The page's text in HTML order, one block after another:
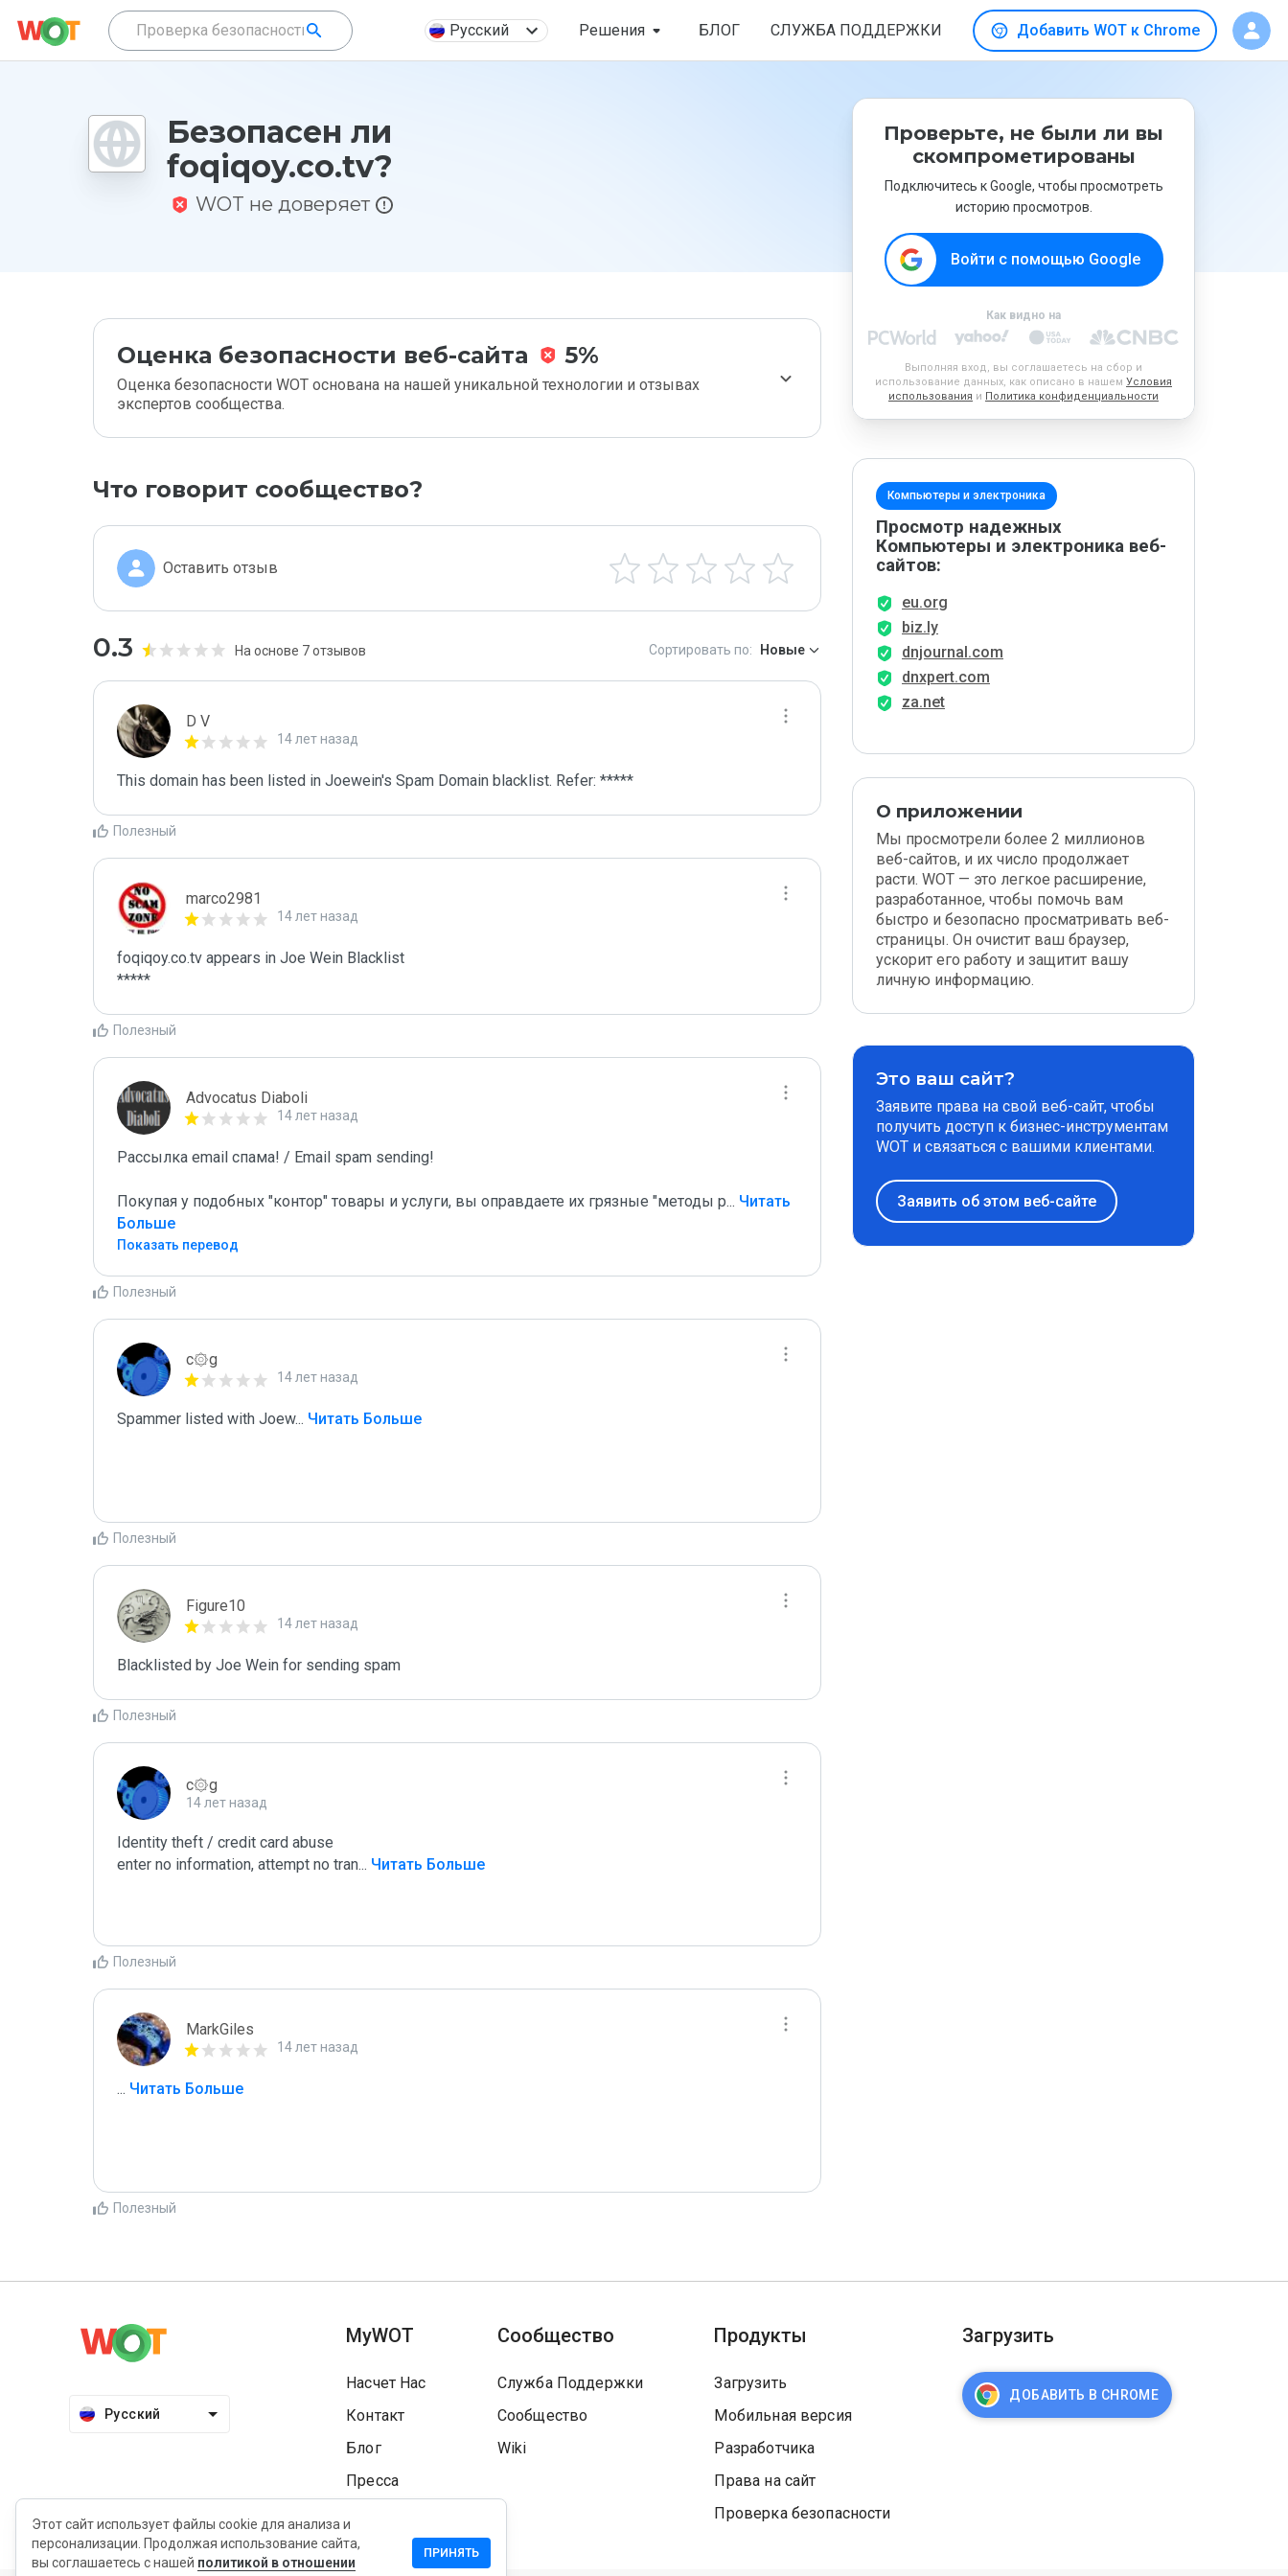
Русский Решения БЛОГ СЛУЖБА ПОДДЕРЖКИ Добавить WOT к Chrome
Безопасен ли
foqiqoy.co.tv?
WOT не доверяет
Оценка безопасности веб-сайта 5%
Оценка безопасности WOT основана на нашей уникальной технологии и отзывах
экспертов сообщества.
Что говорит сообщество?
Оставить отзыв
0.3 На основе 7 отзывов Сортировать по: Новые
D V
14 лет назад
This domain has been listed in Joewein's Spam Domain blacklist. Refer: *****
Полезный
marco2981
14 лет назад
foqiqoy.co.tv appears in Joe Wein Blacklist
*****
Полезный
Advocatus Diaboli
14 лет назад
Рассылка email спама! / Email spam sending!
Покупая у подобных "контор" товары и услуги, вы оправдаете их грязные "методы р... Читать
Больше
Показать перевод
Полезный
c۞g
14 лет назад
Spammer listed with Joew... Читать Больше
Полезный
Figure10
14 лет назад
Blacklisted by Joe Wein for sending spam
Полезный
c۞g
14 лет назад
Identity theft / credit card abuse
enter no information, attempt no tran... Читать Больше
Полезный
MarkGiles
14 лет назад
... Читать Больше
Полезный
Проверьте, не были ли вы
скомпрометированы
Подключитесь к Google, чтобы просмотреть
историю просмотров.
Войти с помощью Google
Как видно на
Выполняя вход, вы соглашаетесь на сбор и
использование данных, как описано в нашем Условия
использования и Политика конфиденциальности
Компьютеры и электроника
Просмотр надежных
Компьютеры и электроника веб-
сайтов:
eu.org
biz.ly
dnjournal.com
dnxpert.com
za.net
О приложении
Мы просмотрели более 2 миллионов
веб-сайтов, и их число продолжает
расти. WOT — это легкое расширение,
разработанное, чтобы помочь вам
быстро и безопасно просматривать веб-
страницы. Он очистит ваш браузер,
ускорит его работу и защитит вашу
личную информацию.
Это ваш сайт?
Заявите права на свой веб-сайт, чтобы
получить доступ к бизнес-инструментам
WOT и связаться с вашими клиентами.
Заявить об этом веб-сайте
Русский
MyWOT
Насчет Нас
Контакт
Блог
Пресса
Сообщество
Служба Поддержки
Сообщество
Wiki
Продукты
Загрузить
Мобильная версия
Разработчика
Права на сайт
Проверка безопасности
Загрузить
ДОБАВИТЬ В CHROME
Этот сайт использует файлы cookie для анализа и
персонализации. Продолжая использование сайта,
вы соглашаетесь с нашей политикой в отношении
ПРИНЯТЬ